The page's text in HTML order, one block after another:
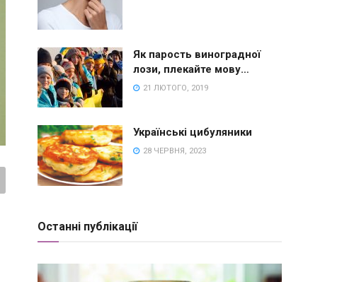
Як парость виноградної
лози, плекайте мову…
21 ЛЮТОГО, 2019
Українські цибуляники
28 ЧЕРВНЯ, 2023
Останні публікації